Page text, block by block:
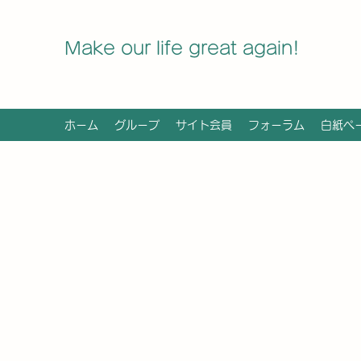
Make our life great again!
ホーム グループ サイト会員 フォーラム 白紙ペ